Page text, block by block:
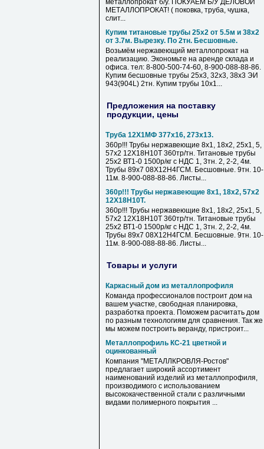
металлопрокат б/у. ПОКУАЕМ Б/У ДЕЛОВОЙ
МЕТАЛЛОПРОКАТ! ( поковка, труба, чушка,
слит...
Купим титановые трубы 25х2 от 5.5м и 38х2
от 3.7м. Вырезку. По 2тн. Бесшовные.
Возьмём нержавеющий металлопрокат на
реализацию. Экономьте на аренде склада и
офиса. тел: 8-800-500-74-60, 8-900-088-88-86.
Купим бесшовные трубы 25х3, 32х3, 38х3 ЭИ
943(904L) 2тн. Купим трубы 10х1...
Предложения на поставку
продукции, цены
Труба 12Х1МФ 377х16, 273х13.
360р!!! Трубы нержавеющие 8х1, 18х2, 25х1, 5,
57х2 12Х18Н10Т 360тр/тн. Титановые трубы
25х2 ВТ1-0 1500р/кг с НДС 1, 3тн. 2, 2-2, 4м.
Трубы 89х7 08Х12Н4ГСМ. Бесшовные. 9тн. 10-
11м. 8-900-088-88-86. Листы...
360р!!! Трубы нержавеющие 8х1, 18х2, 57х2
12Х18Н10Т.
360р!!! Трубы нержавеющие 8х1, 18х2, 25х1, 5,
57х2 12Х18Н10Т 360тр/тн. Титановые трубы
25х2 ВТ1-0 1500р/кг с НДС 1, 3тн. 2, 2-2, 4м.
Трубы 89х7 08Х12Н4ГСМ. Бесшовные. 9тн. 10-
11м. 8-900-088-88-86. Листы...
Товары и услуги
Каркасный дом из металлопрофиля
Команда профессионалов построит дом на
вашем участке, свободная планировка,
разработка проекта. Поможем расчитать дом
по разным технологиям для сравнения. Так же
мы можем построить веранду, пристроит...
Металлопрофиль КС-21 цветной и
оцинкованный
Компания "МЕТАЛЛКРОВЛЯ-Ростов"
предлагает широкий ассортимент
наименований изделий из металлопрофиля,
производимого с использованием
высококачественной стали с различными
видами полимерного покрытия ...